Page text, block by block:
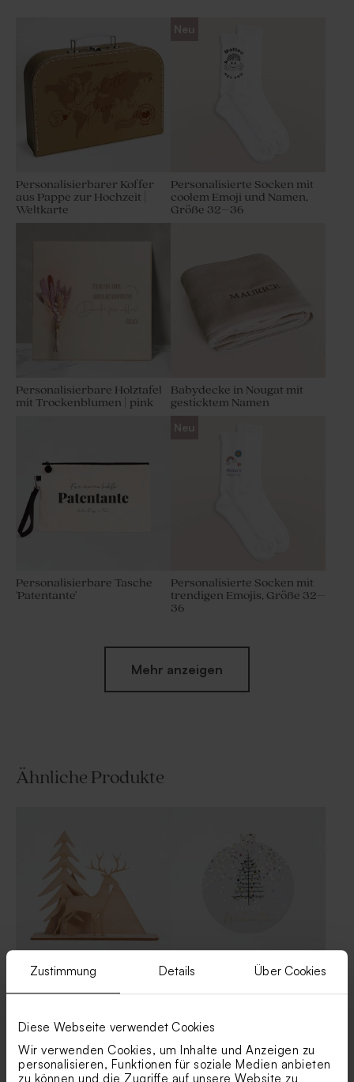
Zustimmung Details Über Cookies
Diese Webseite verwendet Cookies
Wir verwenden Cookies, um Inhalte und Anzeigen zu
personalisieren, Funktionen für soziale Medien anbieten
zu können und die Zugriffe auf unsere Website zu
Personalisierbarer Koffer
aus Pappe zur Hochzeit |
Weltkarte
Neu
Personalisierte Socken mit
coolem Emoji und Namen,
Größe 32–36
Personalisierbare Holztafel
mit Trockenblumen | pink
Babydecke in Nougat mit
gesticktem Namen
Personalisierbare Tasche
'Patentante'
Neu
Personalisierte Socken mit
trendigen Emojis, Größe 32–
36
Mehr anzeigen
Ähnliche Produkte
Weihnachtskarte 'Winter
Besondere Weihnachtskarte